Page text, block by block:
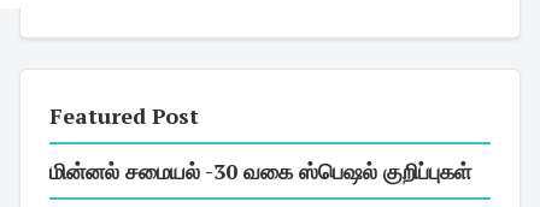
Featured Post
மின்னல் சமையல் -30 வகை ஸ்பெஷல் குறிப்புகள்